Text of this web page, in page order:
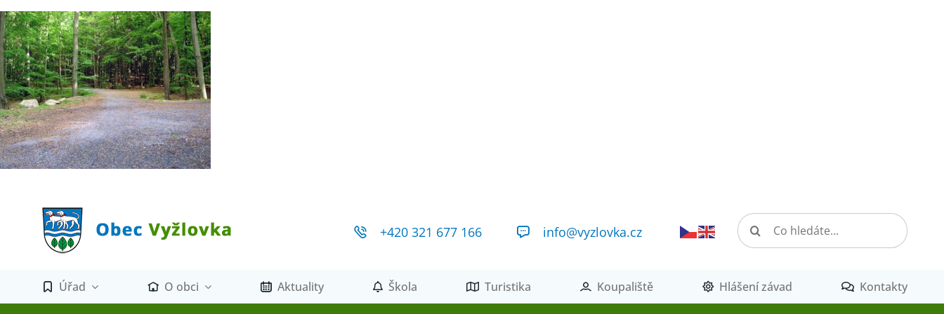
Přeskočit
na
obsah
+420 321 677 166 info@vyzlovka.cz
Hledat:
Úřad O obci Aktuality Škola Turistika Koupaliště Hlášení závad Kontakty